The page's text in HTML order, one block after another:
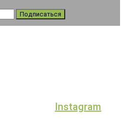
Подписаться
Instagram